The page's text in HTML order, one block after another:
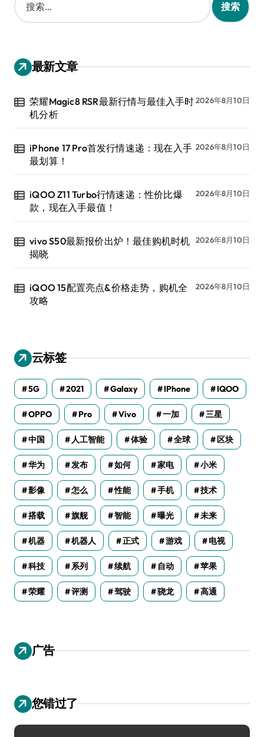
索
：
最新文章
荣耀Magic8 RSR最新行情与最佳入手时
机分析
2026年8月10日
iPhone 17 Pro首发行情速递：现在入手
最划算！
2026年8月10日
iQOO Z11 Turbo行情速递：性价比爆
款，现在入手最值！
2026年8月10日
vivo S50最新报价出炉！最佳购机时机
揭晓
2026年8月10日
iQOO 15配置亮点&价格走势，购机全
攻略
2026年8月10日
云标签
5G 2021 Galaxy IPhone IQOO
OPPO Pro Vivo 一加 三星
中国 人工智能 体验 全球 区块
华为 发布 如何 家电 小米
影像 怎么 性能 手机 技术
搭载 旗舰 智能 曝光 未来
机器 机器人 正式 游戏 电视
科技 系列 续航 自动 苹果
荣耀 评测 驾驶 骁龙 高通
广告
您错过了